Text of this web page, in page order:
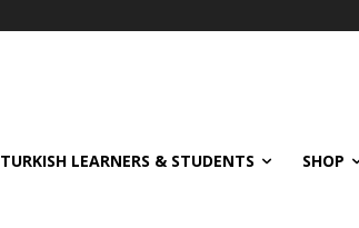
TURKISH LEARNERS & STUDENTS SHOP